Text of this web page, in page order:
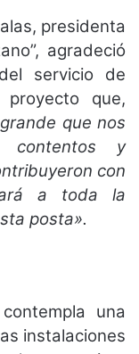
presidenta
agradeció
servicio de
que,
que nos
contentos y
con
a toda la
posta».
una
instalaciones